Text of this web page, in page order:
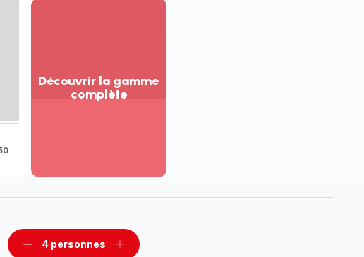
Découvrir la gamme
complète
gamme
Supprimer
4 personnes
Ajouter